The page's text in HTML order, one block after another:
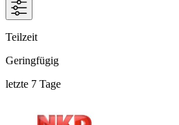
Teilzeit
Geringfügig
letzte 7 Tage